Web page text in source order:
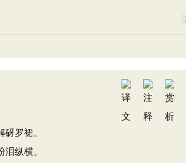
罗裙。
纵横。